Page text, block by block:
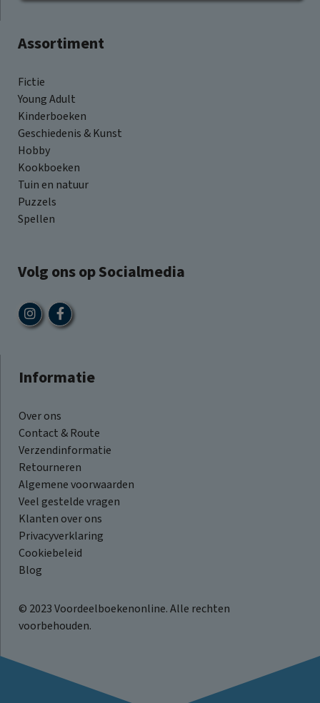
Assortiment
Fictie
Young Adult
Kinderboeken
Geschiedenis & Kunst
Hobby
Kookboeken
Tuin en natuur
Puzzels
Spellen
Volg ons op Socialmedia
Informatie
Over ons
Contact & Route
Verzendinformatie
Retourneren
Algemene voorwaarden
Veel gestelde vragen
Klanten over ons
Privacyverklaring
Cookiebeleid
Blog
© 2023 Voordeelboekenonline. Alle rechten
voorbehouden.